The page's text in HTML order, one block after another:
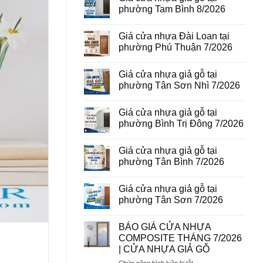
vân
gỗ
Bình
Hòa
8/2026
luận
ở
thép
vân
gỗ
phường Tam Bình 8/2026
bình
luận
ở
nhựa
giả
gỗ
Tam
Bình
8/2026
Giá cửa nhựa Đài Loan tại
phường Phú Thuận 7/2026
bình
luận
ở
nhựa
Đài
Loan
Phú
Thuận
7/2026
Giá cửa nhựa giả gỗ tại
phường Tân Sơn Nhì 7/2026
bình
luận
ở
nhựa
giả
gỗ
Tân
Sơn
Nhì
Giá cửa nhựa giả gỗ tại
phường Bình Trị Đông 7/2026
bình
luận
ở
nhựa
giả
gỗ
Bình
Trị
Đông
7/2026
Giá cửa nhựa giả gỗ tại
phường Tân Bình 7/2026
bình
luận
ở
nhựa
giả
gỗ
tại
Giá cửa nhựa giả gỗ tại
phường Tân Sơn 7/2026
bình
luận
ở
Giá
BÁO GIÁ CỬA NHỰA
COMPOSITE THÁNG 7/2026
| CỬA NHỰA GIẢ GỖ